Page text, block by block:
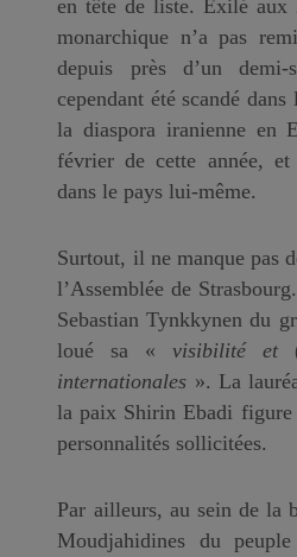
en tête de liste. Exilé aux
monarchique n’a pas
depuis près d’un
cependant été scandé
la diaspora iranienne en
février de cette année, et
dans le pays lui-même.
Surtout, il ne manque pas
l’Assemblée de
Sebastian Tynkkynen du
loué sa « visibilité et
internationales ». La
la paix Shirin Ebadi figure
personnalités sollicitées.
Par ailleurs, au sein de la
Moudjahidines du